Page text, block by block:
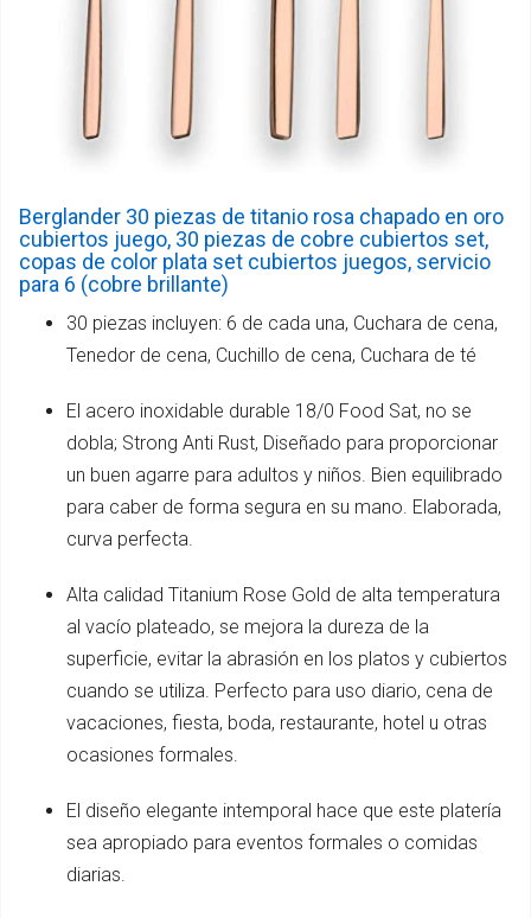
Berglander 30 piezas de titanio rosa chapado en oro
cubiertos juego, 30 piezas de cobre cubiertos set,
copas de color plata set cubiertos juegos, servicio
para 6 (cobre brillante)
30 piezas incluyen: 6 de cada una, Cuchara de cena,
Tenedor de cena, Cuchillo de cena, Cuchara de té
El acero inoxidable durable 18/0 Food Sat, no se
dobla; Strong Anti Rust, Diseñado para proporcionar
un buen agarre para adultos y niños. Bien equilibrado
para caber de forma segura en su mano. Elaborada,
curva perfecta.
Alta calidad Titanium Rose Gold de alta temperatura
al vacío plateado, se mejora la dureza de la
superficie, evitar la abrasión en los platos y cubiertos
cuando se utiliza. Perfecto para uso diario, cena de
vacaciones, fiesta, boda, restaurante, hotel u otras
ocasiones formales.
El diseño elegante intemporal hace que este platería
sea apropiado para eventos formales o comidas
diarias.